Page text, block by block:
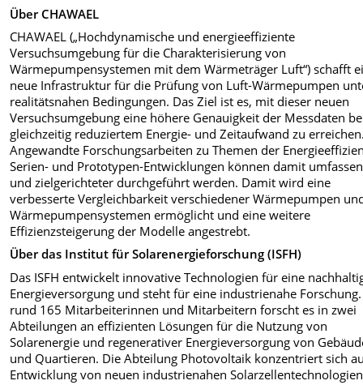
Über CHAWAEL
CHAWAEL („Hochdynamische und energieeffiziente
Versuchsumgebung für die Charakterisierung von
Wärmepumpensystemen mit dem Wärmeträger Luft“) schafft
neue Infrastruktur für die Prüfung von Luft-Wärmepumpen
realitätsnahen Bedingungen. Das Ziel ist es, mit dieser neuen
Versuchsumgebung eine höhere Genauigkeit der Messdaten
gleichzeitig reduziertem Energie- und Zeitaufwand zu
Angewandte Forschungsarbeiten zu Themen der
Serien- und Prototypen-Entwicklungen können damit
und zielgerichteter durchgeführt werden. Damit wird eine
verbesserte Vergleichbarkeit verschiedener Wärmepumpen
Wärmepumpensystemen ermöglicht und eine weitere
Effizienzsteigerung der Modelle angestrebt.
Über das Institut für Solarenergieforschung (ISFH)
Das ISFH entwickelt innovative Technologien für eine
Energieversorgung und steht für eine industrienahe
rund 165 Mitarbeiterinnen und Mitarbeitern forscht es in zwei
Abteilungen an effizienten Lösungen für die Nutzung von
Solarenergie und regenerativer Energieversorgung von
und Quartieren. Die Abteilung Photovoltaik konzentriert sich
Entwicklung von neuen industrienahen